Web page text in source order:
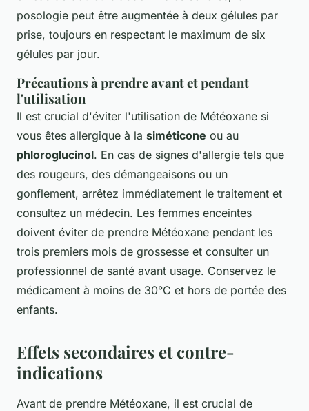
posologie peut être augmentée à deux gélules par
prise, toujours en respectant le maximum de six
gélules par jour.
Précautions à prendre avant et pendant
l'utilisation
Il est crucial d'éviter l'utilisation de Météoxane si
vous êtes allergique à la siméticone ou au
phloroglucinol. En cas de signes d'allergie tels que
des rougeurs, des démangeaisons ou un
gonflement, arrêtez immédiatement le traitement et
consultez un médecin. Les femmes enceintes
doivent éviter de prendre Météoxane pendant les
trois premiers mois de grossesse et consulter un
professionnel de santé avant usage. Conservez le
médicament à moins de 30°C et hors de portée des
enfants.
Effets secondaires et contre-
indications
Avant de prendre Météoxane, il est crucial de